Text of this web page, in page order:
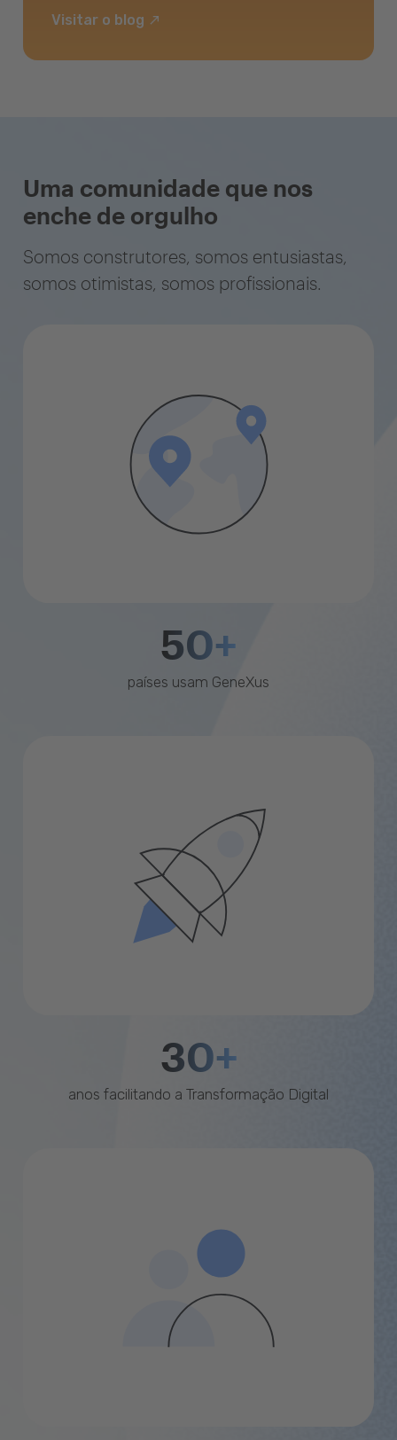
Visitar o blog
Uma comunidade que nos
enche de orgulho
Somos construtores, somos entusiastas,
somos otimistas, somos profissionais.
50+
países usam GeneXus
30+
anos facilitando a Transformação Digital